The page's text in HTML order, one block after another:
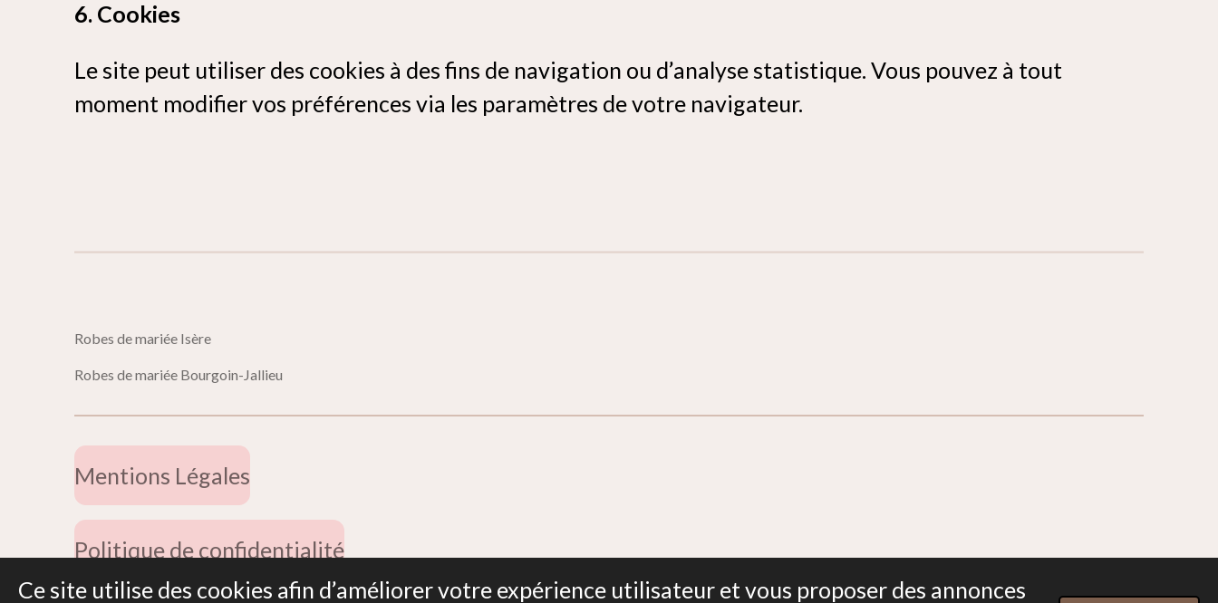
Ce site utilise des cookies afin d’améliorer votre expérience utilisateur et vous proposer des annonces
6. Cookies
Le site peut utiliser des cookies à des fins de navigation ou d’analyse statistique. Vous pouvez à tout
moment modifier vos préférences via les paramètres de votre navigateur.
Robes de mariée Isère
Robes de mariée Bourgoin-Jallieu
Mentions Légales
Politique de confidentialité
© 2019 - 2026 Miss Dentelle Propulsé par